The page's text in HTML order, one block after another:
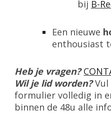
bij B-
Een nieuwe
enthousiast
Heb je vragen?
Wil je lid worden?Vul
formulier volledig in
binnen de 48u alle